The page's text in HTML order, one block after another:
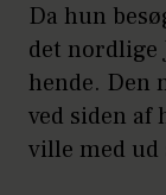
Da hun
det nordlige
hende. Den
ved siden af
ville med ud